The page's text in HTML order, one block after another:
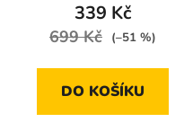
339 Kč
699 Kč (–51 %)
DO KOŠÍKU